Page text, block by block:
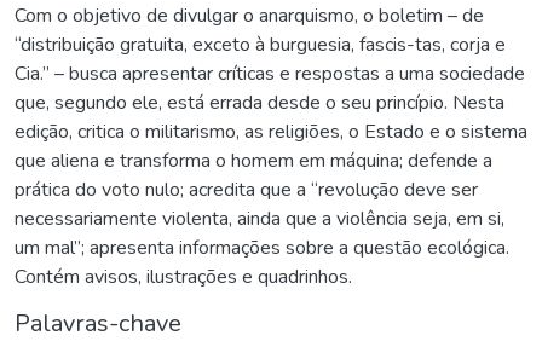
Com o objetivo de divulgar o anarquismo, o boletim – de
“distribuição gratuita, exceto à burguesia, fascis-tas, corja e
Cia.” – busca apresentar críticas e respostas a uma sociedade
que, segundo ele, está errada desde o seu princípio. Nesta
edição, critica o militarismo, as religiões, o Estado e o sistema
que aliena e transforma o homem em máquina; defende a
prática do voto nulo; acredita que a “revolução deve ser
necessariamente violenta, ainda que a violência seja, em si,
um mal”; apresenta informações sobre a questão ecológica.
Contém avisos, ilustrações e quadrinhos.
Palavras-chave